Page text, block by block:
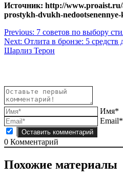
Источник: http://
prostykh-dvukh-
Навигация
по
Previous: 7 советов по выбору
Next: Отлита в бронзе: 5
Шарлиз Терон
Имя*
Email*
0 Комментарий
Похожие материалы